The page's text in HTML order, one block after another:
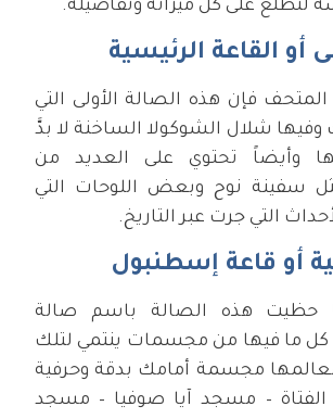
لتطلع على كل ميزاته وتفاصيله.
أو القاعة الرئيسية
المتحف فإن هذه الصالة الأولى التي
شلال الشوكولا الساخنة لا بدَّ
وأيضاً تحتوي على العديد من
سفينة نوح وبعض اللوحات التي
التي جرت عبر التاريخ.
أو قاعة إسطنبول
حظيت هذه الصالة باسم صالة
كل ما فيها من مجسمات ينتمي لتلك
مجسمة أمامك بدقة وحرفية
الفتاة – مسجد آيا صوفيا – مسجد